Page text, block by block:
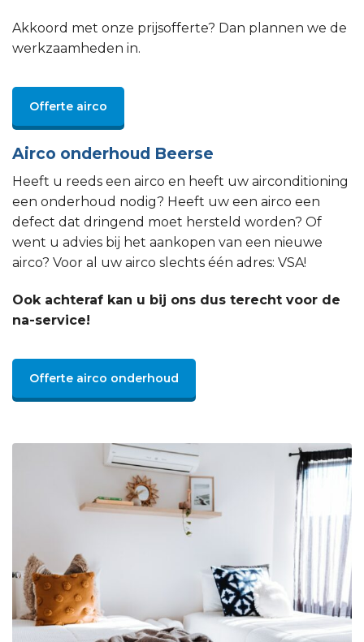
Akkoord met onze prijsofferte? Dan plannen we de
werkzaamheden in.
Offerte airco
Airco onderhoud Beerse
Heeft u reeds een airco en heeft uw airconditioning
een onderhoud nodig? Heeft uw een airco een
defect dat dringend moet hersteld worden? Of
went u advies bij het aankopen van een nieuwe
airco? Voor al uw airco slechts één adres: VSA!
Ook achteraf kan u bij ons dus terecht voor de
na-service!
Offerte airco onderhoud